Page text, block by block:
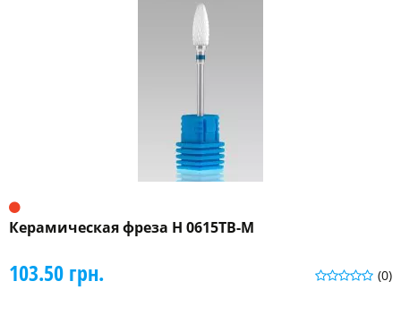
Керамическая фреза Н 0615ТВ-М
(0)
103.50 грн.